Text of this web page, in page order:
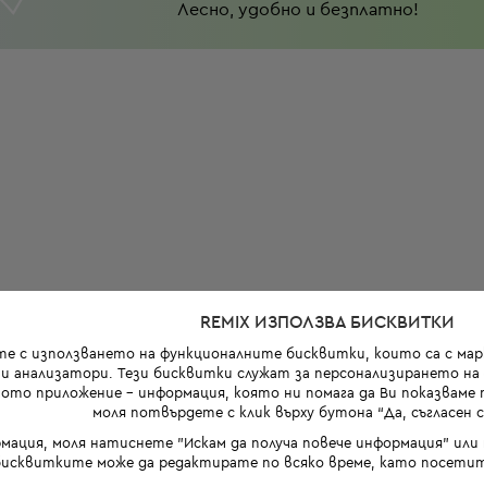
Лесно, удобно и безплатно!
REMIX ИЗПОЛЗВА БИСКВИТКИ
с използването на функционалните бисквитки, които са с
Тези бисквитки служат за персонализирането
приложение - информация, която ни помага да Ви показваме
моля потвърдете с клик върху бутона “Да, съгласен
моля натиснете "Искам да получа повече информация"
може да редактирате по всяко време, като